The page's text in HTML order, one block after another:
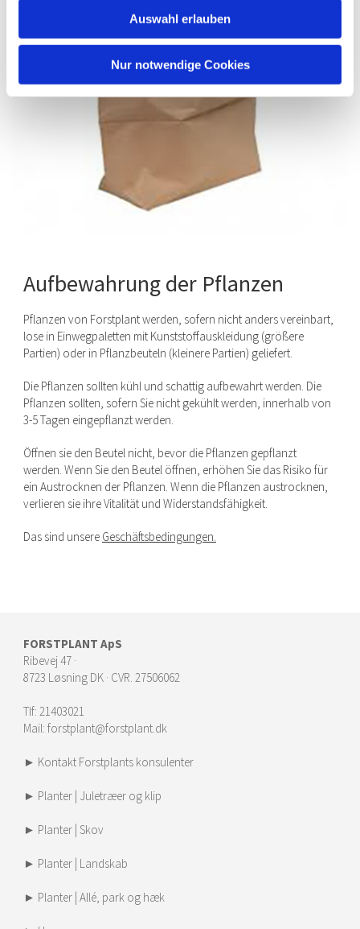
Auswahl erlauben
Nur notwendige Cookies
Aufbewahrung der Pflanzen
Pflanzen von Forstplant werden, sofern nicht anders vereinbart,
lose in Einwegpaletten mit Kunststoffauskleidung (größere
Partien) oder in Pflanzbeuteln (kleinere Partien) geliefert.
Die Pflanzen sollten kühl und schattig aufbewahrt werden. Die
Pflanzen sollten, sofern Sie nicht gekühlt werden, innerhalb von
3-5 Tagen eingepflanzt werden.
Öffnen sie den Beutel nicht, bevor die Pflanzen gepflanzt
werden. Wenn Sie den Beutel öffnen, erhöhen Sie das Risiko für
ein Austrocknen der Pflanzen. Wenn die Pflanzen austrocknen,
verlieren sie ihre Vitalität und Widerstandsfähigkeit.
Das sind unsere Geschäftsbedingungen.
FORSTPLANT ApS
Ribevej 47 ·
8723 Løsning DK · CVR. 27506062
Tlf: 21403021
Mail: forstplant@forstplant.dk
► Kontakt Forstplants konsulenter
► Planter | Juletræer og klip
► Planter | Skov
► Planter | Landskab
► Planter | Allé, park og hæk